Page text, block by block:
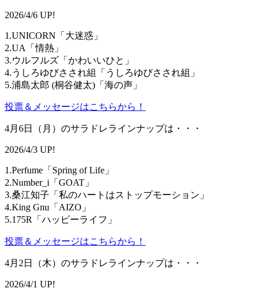
2026/4/6 UP!
1.UNICORN「大迷惑」
2.UA「情熱」
3.ウルフルズ「かわいいひと」
4.うしろゆびさされ組「うしろゆびさされ組」
5.浦島太郎 (桐谷健太)「海の声」
投票＆メッセージはこちらから！
4月6日（月）のサラドレラインナップは・・・
2026/4/3 UP!
1.Perfume「Spring of Life」
2.Number_i「GOAT」
3.桑江知子「私のハートはストップモーション」
4.King Gnu「AIZO」
5.175R「ハッピーライフ」
投票＆メッセージはこちらから！
4月2日（木）のサラドレラインナップは・・・
2026/4/1 UP!